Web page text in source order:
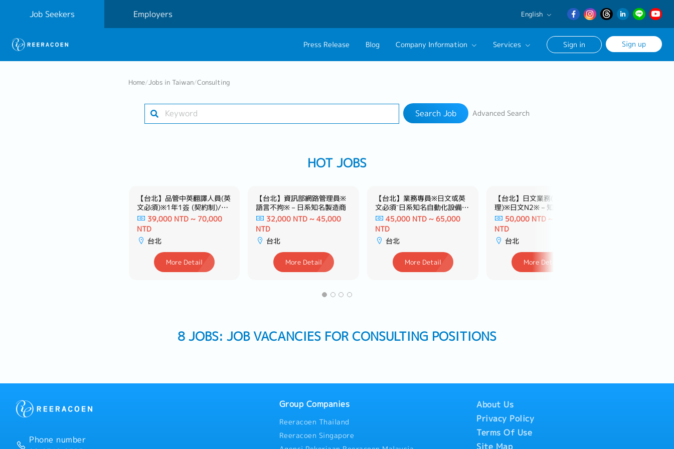
Job Seekers Employers English
English
日本語
Press Release Blog Company Information
Group CEO Message
Services Sign in Sign up
Home/Jobs in Taiwan/Consulting
Search Job Advanced Search
HOT JOBS
【台北】品管中英翻譯人員(英
文必須)※1年1簽 (契約制)/視
表現續簽※歡迎新鮮人－知名
日系專案工程
39,000 NTD ~ 70,000
NTD
台北
More Detail
【台北】資訊部網路管理員※
語言不拘※－日系知名製造商
32,000 NTD ~ 45,000
NTD
台北
More Detail
【台北】業務專員※日文或英
文必須⁻日系知名自動化設備製
造商⁻45,000 NTD ~ 65,000
NTD
台北
More Detail
【台北】日文業務(係長/副
理)※日文N2※－知名電子製造
業 50,000 NTD ~ 60,000
NTD
台北
More Detail
8 JOBS: JOB VACANCIES FOR CONSULTING POSITIONS
Phone number
Group Companies
Reeracoen Thailand
Reeracoen Singapore
About Us
Privacy Policy
Terms Of Use
Site Map